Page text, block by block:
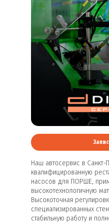
Наш автосервис в Санкт-
квалифицированную
насосов для ПОРШЕ,
высокотехнологичную
Высокоточная
специализированных
стабильную работу и